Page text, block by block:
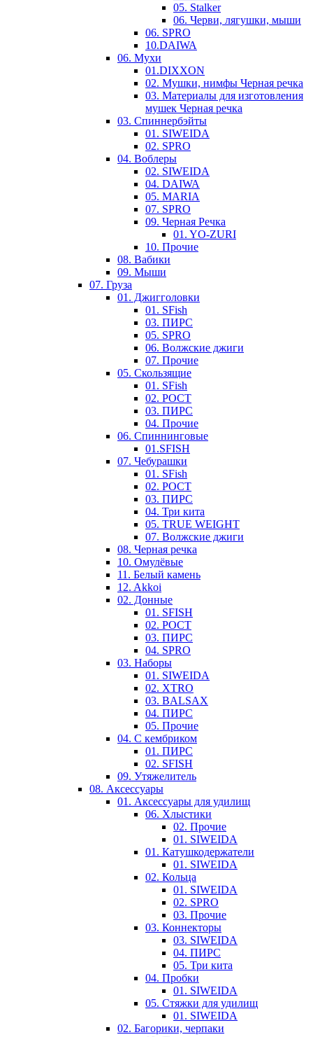
05. Stalker
06. Черви, лягушки, мыши
06. SPRO
10.DAIWA
06. Мухи
01.DIXXON
02. Мушки, нимфы Черная речка
03. Материалы для изготовления
мушек Черная речка
03. Cпиннербэйты
01. SIWEIDA
02. SPRO
04. Воблеры
02. SIWEIDA
04. DAIWA
05. MARIA
07. SPRO
09. Черная Речка
01. YO-ZURI
10. Прочие
08. Вабики
09. Мыши
07. Груза
01. Джигголовки
01. SFish
03. ПИРС
05. SPRO
06. Волжские джиги
07. Прочие
05. Скользящие
01. SFish
02. РОСТ
03. ПИРС
04. Прочие
06. Спиннинговые
01.SFISH
07. Чебурашки
01. SFish
02. РОСТ
03. ПИРС
04. Три кита
05. TRUE WEIGHT
07. Волжские джиги
08. Черная речка
10. Омулёвые
11. Белый камень
12. Akkoi
02. Донные
01. SFISH
02. РОСТ
03. ПИРС
04. SPRO
03. Наборы
01. SIWEIDA
02. XTRO
03. BALSAX
04. ПИРС
05. Прочие
04. С кембриком
01. ПИРС
02. SFISH
09. Утяжелитель
08. Аксессуары
01. Аксессуары для удилищ
06. Хлыстики
02. Прочие
01. SIWEIDA
01. Катушкодержатели
01. SIWEIDA
02. Кольца
01. SIWEIDA
02. SPRO
03. Прочие
03. Коннекторы
03. SIWEIDA
04. ПИРС
05. Три кита
04. Пробки
01. SIWEIDA
05. Стяжки для удилищ
01. SIWEIDA
02. Багорики, черпаки